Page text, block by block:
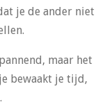
je de ander niet
maar het
bewaakt je tijd,